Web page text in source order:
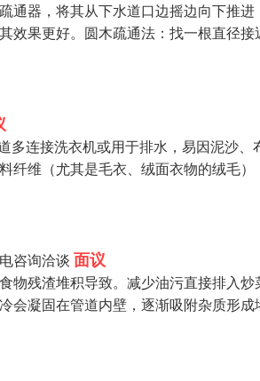
通器，将其从下水道口边摇边向下推
效果更好。圆木疏通法：找一根直径
多连接洗衣机或用于排水，易因泥沙
纤维（尤其是毛衣、绒面衣物的绒毛
咨询洽谈 面议
物残渣堆积导致。减少油污直接排入
会凝固在管道内壁，逐渐吸附杂质形